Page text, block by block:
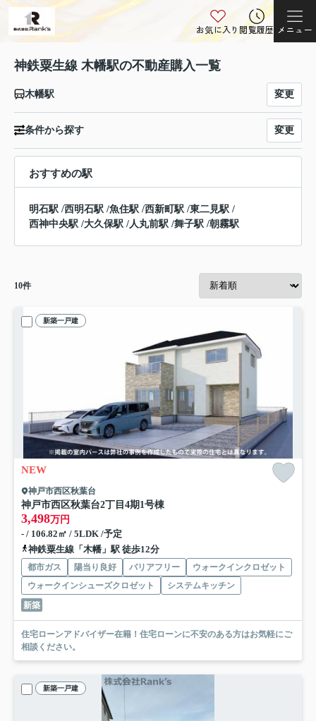
お気に入り閲覧履歴 メニュー
神鉄粟生線 木幡駅の不動産購入一覧
木幡駅 変更
条件から探す 変更
おすすめの駅
明石駅 /西明石駅 /魚住駅 /西新町駅 /東二見駅 /
西神中央駅 /大久保駅 / 人丸前駅 /舞子駅 /朝霧駅
10件
新築一戸建
NEW
神戸市西区秋葉台
神戸市西区秋葉台2丁目 4期1号棟
3,498万円
- / 106.82㎡ / 5LDK /予定
神鉄粟生線「木幡」駅 徒歩12分
都市ガス 陽当り良好 バリアフリー
ウォークインクロゼット
ウォークインシューズクロゼット
システムキッチン
新築
住宅ローンアドバイザー在籍！住宅ローンに不安のある方はお気軽にご
相談ください。
新築一戸建